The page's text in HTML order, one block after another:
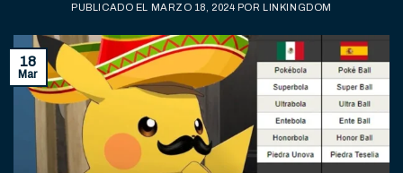
PUBLICADO EL MARZO 18, 2024 POR LINKINGDOM
18
Mar